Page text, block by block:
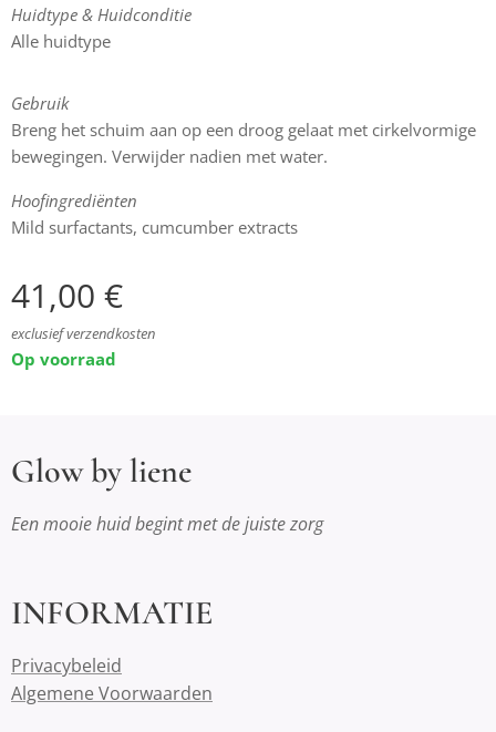
Huidtype & Huidconditie
Alle huidtype
Gebruik
Breng het schuim aan op een droog gelaat met cirkelvormige
bewegingen. Verwijder nadien met water.
Hoofingrediënten
Mild surfactants, cumcumber extracts
41,00 €
exclusief verzendkosten
Op voorraad
Glow by liene
Een mooie huid begint met de juiste zorg
INFORMATIE
Privacybeleid
Algemene Voorwaarden